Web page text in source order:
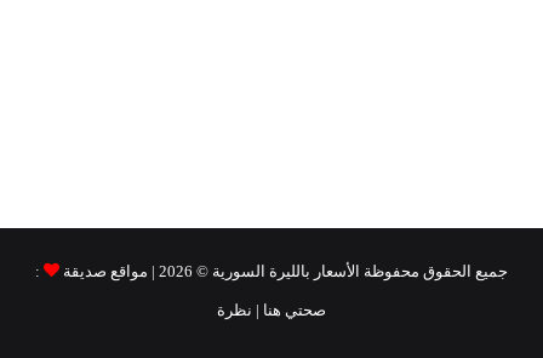
جميع الحقوق محفوظة الأسعار بالليرة السورية © :
صحتي هنا | نظرة